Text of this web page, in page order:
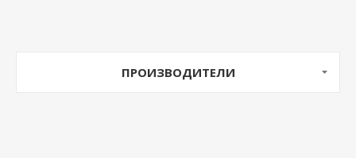
ПРОИЗВОДИТЕЛИ